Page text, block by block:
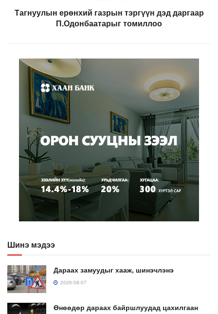
Тагнуулын ерөнхий газрын тэргүүн дэд даргаар
П.Одонбаатарыг томиллоо
Шинэ мэдээ
Дараах замуудыг хааж, шинэчлэнэ
2026-08-07
Өнөөдөр дараах байршлуудад цахилгаан